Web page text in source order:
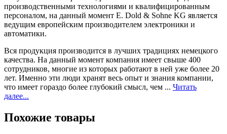
производственными технологиями и квалифицированным
персоналом, на данный момент E. Dold & Sohne KG является
ведущим европейским производителем электроники и
автоматики.
Вся продукция производится в лучших традициях немецкого
качества. На данный момент компания имеет свыше 400
сотрудников, многие из которых работают в ней уже более 20
лет. Именно эти люди хранят весь опыт и знания компании,
что имеет гораздо более глубокий смысл, чем ... Читать
далее...
Похожие товары